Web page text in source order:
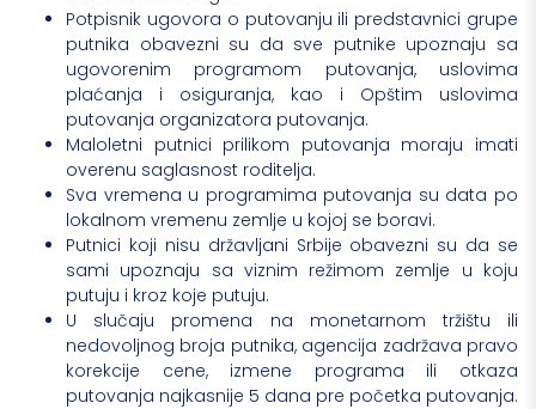
Potpisnik ugovora o putovanju ili predstavnici grupe
putnika obavezni su da sve putnike upoznaju sa
ugovorenim programom putovanja, uslovima
plaćanja i osiguranja, kao i Opštim uslovima
putovanja organizatora putovanja.
Maloletni putnici prilikom putovanja moraju imati
overenu saglasnost roditelja.
Sva vremena u programima putovanja su data po
lokalnom vremenu zemlje u kojoj se boravi.
Putnici koji nisu državljani Srbije obavezni su da se
sami upoznaju sa viznim režimom zemlje u koju
putuju i kroz koje putuju.
U slučaju promena na monetarnom tržištu ili
nedovoljnog broja putnika, agencija zadržava pravo
korekcije cene, izmene programa ili otkaza
putovanja najkasnije 5 dana pre početka putovanja.